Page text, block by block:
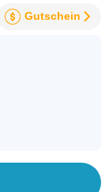
Gutschein